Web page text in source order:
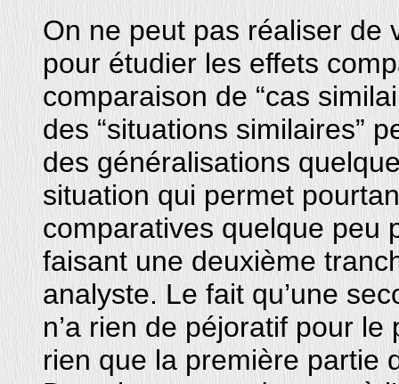
On ne peut pas réaliser de
pour étudier les effets
comparaison de “cas
des “situations similaires”
des généralisations
situation qui permet
comparatives quelque peu
faisant une deuxième
analyste. Le fait qu’une
n’a rien de péjoratif pour
rien que la première partie